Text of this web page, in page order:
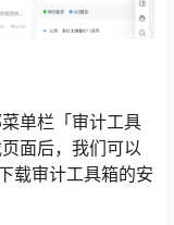
单栏「审计工具
面后，我们可以
载审计工具箱的安